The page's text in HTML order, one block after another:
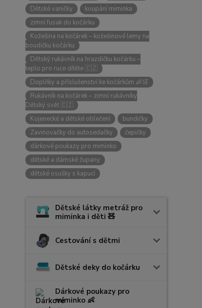
Dětské vaničky
koupání miminka
zimní fusak do kočárku
Kožešina na kočárek – kožešinové lemy na
boudičku kočárku
Dětský rukávník na hrazdičku kočárku –
teplo pro ruce dítěte 🇨🇿
Doplňky a příslušenství ke kočárkům 👶🛒
Rukávník na kočárek – zimní rukávníky
Dětský svět 🇨🇿
Kojenecké a dětské oblečení
bundičky
Zavinovačky do autosedačky
čepičky
dárkové poukazy pro miminko
dětské a dámské župany
dětské osušky s kapucí
Dětské látky metráž pro
miminka i děti 🧸
Cestování s dětmi
Dětské deky do kočárku
Dárkové poukazy pro
miminko 👶